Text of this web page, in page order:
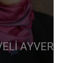
AYVERDİ